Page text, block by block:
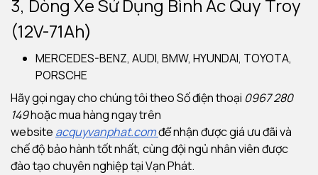
3, Dòng Xe Sử Dụng Bình Ắc Quy Troy
(12V-71Ah)
MERCEDES-BENZ, AUDI, BMW, HYUNDAI, TOYOTA,
PORSCHE
Hãy gọi ngay cho chúng tôi theo Số điện thoại 0967 280
149hoặc mua hàng ngay trên
website acquyvanphat.comđể nhận được giá ưu đãi và
chế độ bảo hành tốt nhất, cùng đội ngủ nhân viên được
đào tạo chuyên nghiệp tại Vạn Phát.